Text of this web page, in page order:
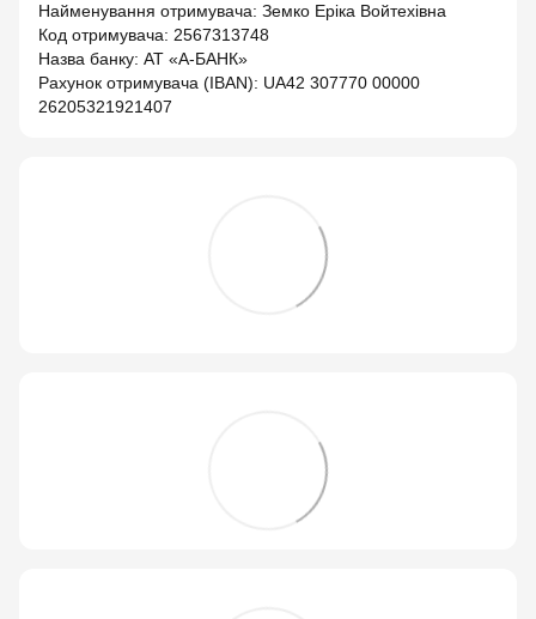
Найменування отримувача: Земко Еріка Войтехівна
Код отримувача: 2567313748
Назва банку: АТ «А-БАНК»
Рахунок отримувача (IBAN): UA42 307770 00000
26205321921407